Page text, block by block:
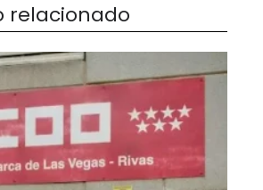
relacionado